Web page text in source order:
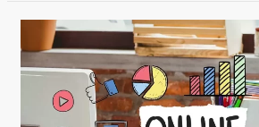
Creative
Agency
Bali